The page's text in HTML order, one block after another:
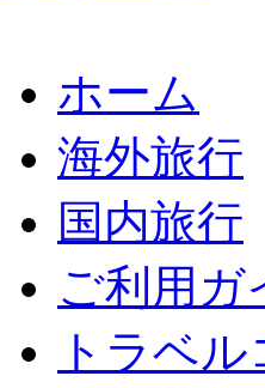
ホーム
海外旅行
国内旅行
ご利用ガ
トラベ